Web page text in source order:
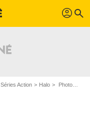
profil search
Séries Action Halo Photos Halo